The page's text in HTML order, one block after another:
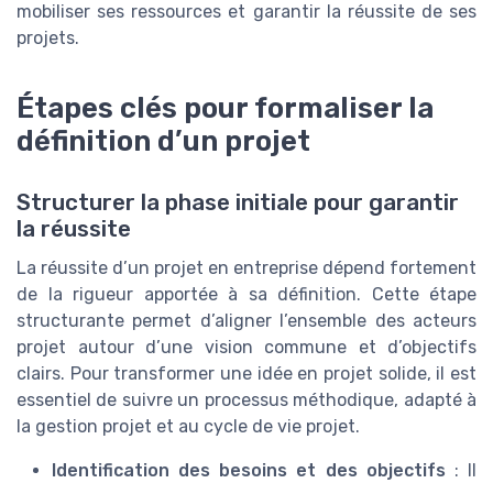
mobiliser ses ressources et garantir la réussite de ses
projets.
Étapes clés pour formaliser la
définition d’un projet
Structurer la phase initiale pour garantir
la réussite
La réussite d’un projet en entreprise dépend fortement
de la rigueur apportée à sa définition. Cette étape
structurante permet d’aligner l’ensemble des acteurs
projet autour d’une vision commune et d’objectifs
clairs. Pour transformer une idée en projet solide, il est
essentiel de suivre un processus méthodique, adapté à
la gestion projet et au cycle de vie projet.
Identification des besoins et des objectifs : Il